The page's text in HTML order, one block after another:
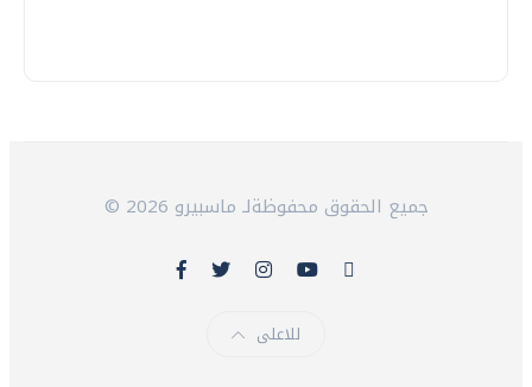
© 2026 جميع الحقوق محفوظةلـ ماسبيرو
للاعلى